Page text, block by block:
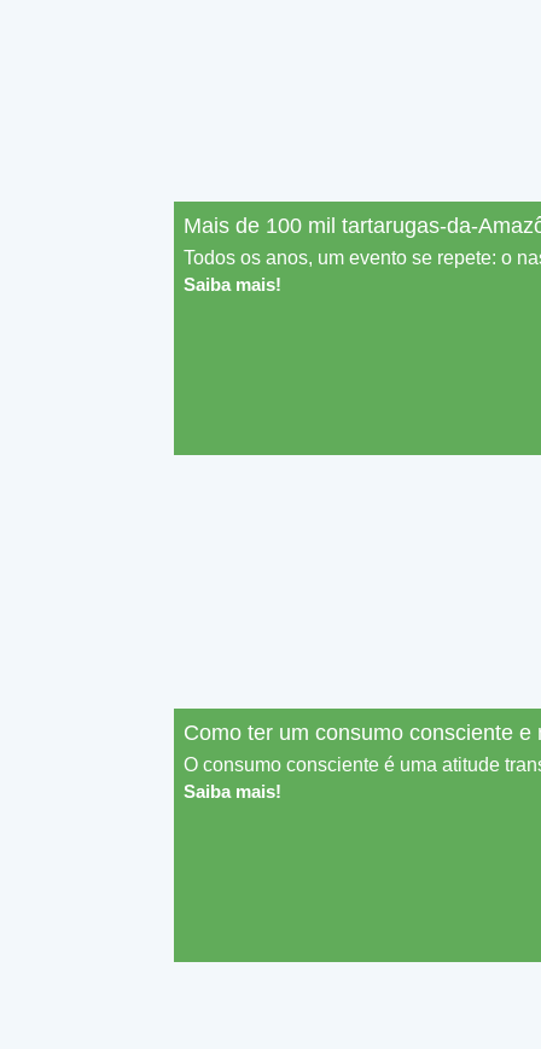
Mais de 100 mil tartarugas-da-
Todos os anos, um evento se repete: o
Saiba mais!
Como ter um consumo consciente e
O consumo consciente é uma atitude
Saiba mais!